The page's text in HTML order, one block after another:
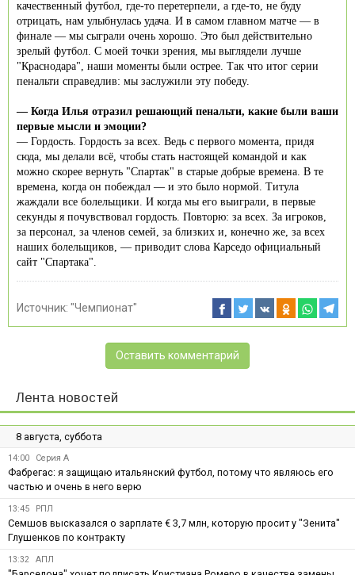
качественный футбол, где-то перетерпели, а где-то, не буду
отрицать, нам улыбнулась удача. И в самом главном матче — в
финале — мы сыграли очень хорошо. Это был действительно
зрелый футбол. С моей точки зрения, мы выглядели лучше
"Краснодара", наши моменты были острее. Так что итог серии
пенальти справедлив: мы заслужили эту победу.
— Когда Илья отразил решающий пенальти, какие были ваши
первые мысли и эмоции?
— Гордость. Гордость за всех. Ведь с первого момента, придя
сюда, мы делали всё, чтобы стать настоящей командой и как
можно скорее вернуть "Спартак" в старые добрые времена. В те
времена, когда он побеждал — и это было нормой. Титула
жаждали все болельщики. И когда мы его выиграли, в первые
секунды я почувствовал гордость. Повторю: за всех. За игроков,
за персонал, за членов семей, за близких и, конечно же, за всех
наших болельщиков, — приводит слова Карседо официальный
сайт "Спартака".
Источник: "Чемпионат"
Оставить комментарий
Лента новостей
8 августа, суббота
14:00 Серия А
Фабрегас: я защищаю итальянский футбол, потому что являюсь его
частью и очень в него верю
13:45 РПЛ
Семшов высказался о зарплате € 3,7 млн, которую просит у "Зенита"
Глушенков по контракту
13:32 АПЛ